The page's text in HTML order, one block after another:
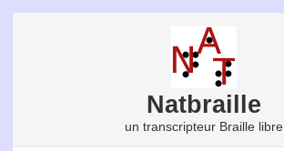
Natbraille
un transcripteur Braille libre